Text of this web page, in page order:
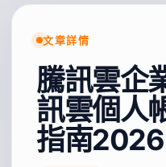
文章詳情
騰訊雲企
訊雲個人
指南2026